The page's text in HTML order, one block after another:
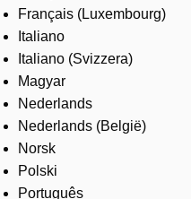
Français (Luxembourg)
Italiano
Italiano (Svizzera)
Magyar
Nederlands
Nederlands (België)
Norsk
Polski
Português